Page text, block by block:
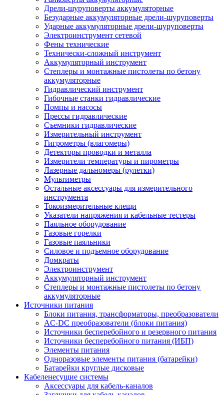
Дрели-шуруповерты аккумуляторные
Безударные аккумуляторные дрели-шуруповерты
Ударные аккумуляторные дрели-шуруповерты
Электроинструмент сетевой
Фены технические
Технически-сложный инструмент
Аккумуляторный инструмент
Степлеры и монтажные пистолеты по бетону
аккумуляторные
Гидравлический инструмент
Гибочные станки гидравлические
Помпы и насосы
Прессы гидравлические
Съемники гидравлические
Измерительный инструмент
Гигрометры (влагомеры)
Детекторы проводки и металла
Измерители температуры и пирометры
Лазерные дальномеры (рулетки)
Мультиметры
Остальные аксессуары для измерительного
инструмента
Токоизмерительные клещи
Указатели напряжения и кабельные тестеры
Паяльное оборудование
Газовые горелки
Газовые паяльники
Силовое и подъемное оборудование
Домкраты
Электроинструмент
Аккумуляторный инструмент
Степлеры и монтажные пистолеты по бетону
аккумуляторные
Источники питания
Блоки питания, трансформаторы, преобразователи
AC-DC преобразователи (блоки питания)
Источники бесперебойного и резервного питания
Источники бесперебойного питания (ИБП)
Элементы питания
Одноразовые элементы питания (батарейки)
Батарейки круглые дисковые
Кабеленесущие системы
Аксессуары для кабель-каналов